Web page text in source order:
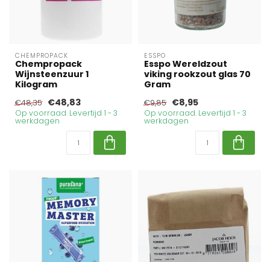
CHEMPROPACK
Chempropack
Wijnsteenzuur 1
Kilogram
€48,35 €48,83
Op voorraad. Levertijd 1 - 3
werkdagen
ESSPO
Esspo Wereldzout
viking rookzout glas 70
Gram
€9,85 €8,95
Op voorraad. Levertijd 1 - 3
werkdagen